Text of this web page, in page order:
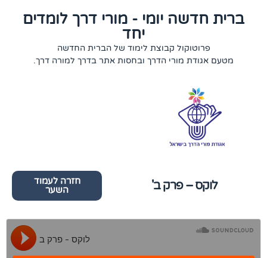
ברית חדשה יומי - מורי דרך לומדים
יחד
פרוטוקול קבוצת לימוד של הברית החדשה
מטעם אגודת מורי הדרך ובחסות אתר בדרך למורה דרך.
לוקס – פרק ב'
חזרה לעמוד
השער